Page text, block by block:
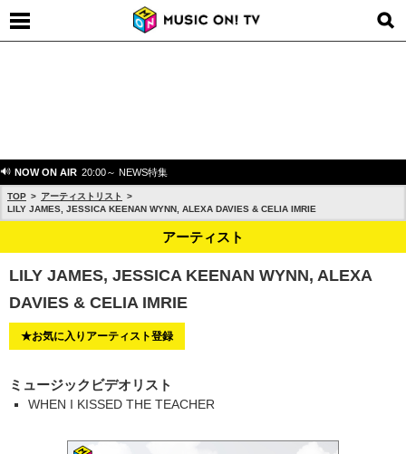
NOW ON AIR 20:00～ NEWS特集
TOP
アーティストリスト
LILY JAMES, JESSICA KEENAN WYNN, ALEXA DAVIES & CELIA IMRIE
アーティスト
LILY JAMES, JESSICA KEENAN WYNN, ALEXA
DAVIES & CELIA IMRIE
★お気に入りアーティスト登録
ミュージックビデオリスト
WHEN I KISSED THE TEACHER